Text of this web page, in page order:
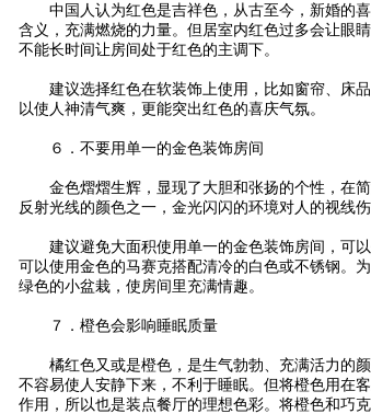
中国人认为红色是吉祥色，从古至今，新婚的喜
含义，充满燃烧的力量。但居室内红色过多会让眼
不能长时间让房间处于红色的主调下。
建议选择红色在软装饰上使用，比如窗帘、床品
以使人神清气爽，更能突出红色的喜庆气氛。
６．不要用单一的金色装饰房间
金色熠熠生辉，显现了大胆和张扬的个性，在简
反射光线的颜色之一，金光闪闪的环境对人的视线
建议避免大面积使用单一的金色装饰房间，可以
可以使用金色的马赛克搭配清冷的白色或不锈钢。
绿色的小盆栽，使房间里充满情趣。
７．橙色会影响睡眠质量
橘红色又或是橙色，是生气勃勃、充满活力的颜
不容易使人安静下来，不利于睡眠。但将橙色用在
作用，所以也是装点餐厅的理想色彩。将橙色和巧